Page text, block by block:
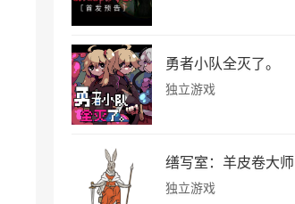
勇者小队全灭了。
独立游戏
缮写室：羊皮卷大师
独立游戏